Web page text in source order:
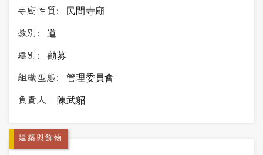
寺廟性質: 民間寺廟
教別: 道
建別: 勸募
組織型態: 管理委員會
負責人: 陳武貂
建築與飾物